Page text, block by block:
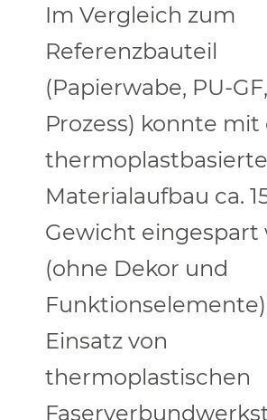
Im Vergleich zum
Referenzbauteil
(Papierwabe, PU-
Prozess) konnte mit
Materialaufbau ca.
Gewicht eingespart
(ohne Dekor und
Einsatz von
thermoplastischen